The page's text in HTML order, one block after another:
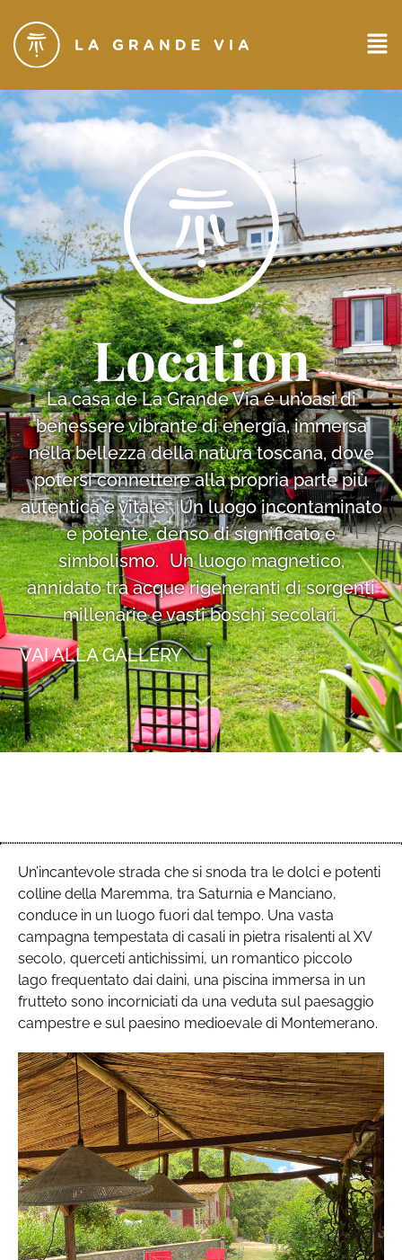
Location
La casa de La Grande Via è un’oasi di
benessere vibrante di energia, immersa
nella bellezza della natura toscana, dove
potersi connettere alla propria parte più
autentica e vitale. Un luogo incontaminato
e potente, denso di significato e
simbolismo. Un luogo magnetico,
annidato tra acque rigeneranti di sorgenti
millenarie e vasti boschi secolari.
VAI ALLA GALLERY
Un’incantevole strada che si snoda tra le dolci e potenti
colline della Maremma, tra Saturnia e Manciano,
conduce in un luogo fuori dal tempo. Una vasta
campagna tempestata di casali in pietra risalenti al XV
secolo, querceti antichissimi, un romantico piccolo
lago frequentato dai daini, una piscina immersa in un
frutteto sono incorniciati da una veduta sul paesaggio
campestre e sul paesino medioevale di Montemerano.